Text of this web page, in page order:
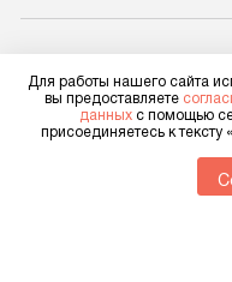
Для
Для работы нашего сайта
вы предоставляете
данных с помощью
присоединяетесь к тексту «